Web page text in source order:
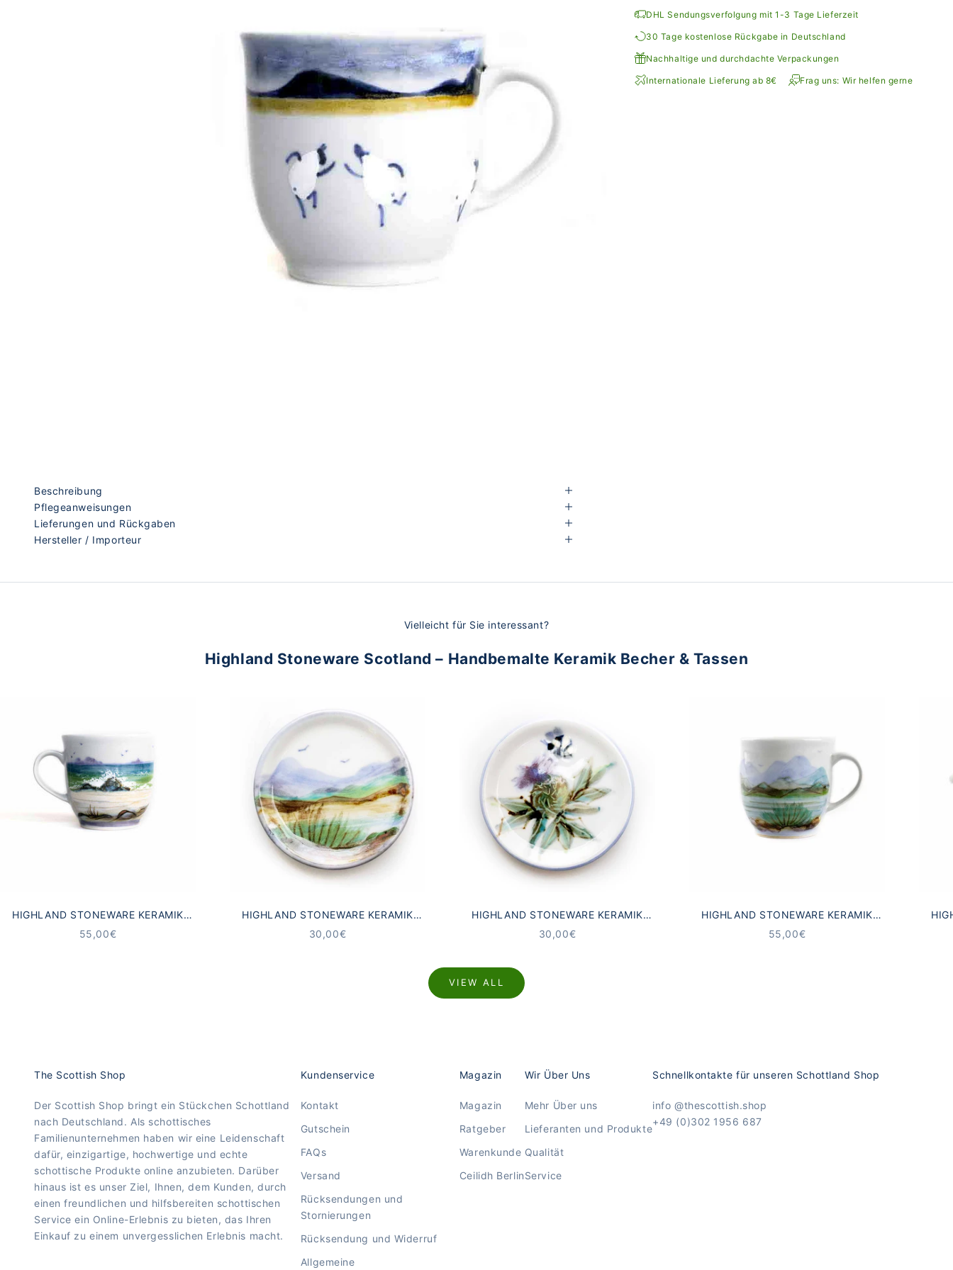
DHL Sendungsverfolgung mit 1-3 Tage Lieferzeit
30 Tage kostenlose Rückgabe in Deutschland
Nachhaltige und durchdachte Verpackungen
Internationale Lieferung ab 8€ Frag uns: Wir helfen gerne
Beschreibung
Pflegeanweisungen
Lieferungen und Rückgaben
Hersteller / Importeur
Vielleicht für Sie interessant?
Highland Stoneware Scotland – Handbemalte Keramik Becher & Tassen
HIGHLAND STONEWARE KERAMIK
BECHER SCHOTTISCHE
ANGEBOT
55,00€
HIGHLAND STONEWARE KERAMIK
UNTERSETZER SCHOTTISCHE
ANGEBOT
30,00€
HIGHLAND STONEWARE KERAMIK
UNTERSETZER SCHOTTISCHE DISTEL
ANGEBOT
30,00€
HIGHLAND STONEWARE KERAMIK
BECHER SCHOTTISCHE LANDSCHAFT
ANGEBOT
55,00€
VIEW ALL
The Scottish Shop
Der Scottish Shop bringt ein Stückchen Schottland
nach Deutschland. Als schottisches
Familienunternehmen haben wir eine Leidenschaft
dafür, einzigartige, hochwertige und echte
schottische Produkte online anzubieten. Darüber
hinaus ist es unser Ziel, Ihnen, dem Kunden, durch
einen freundlichen und hilfsbereiten schottischen
Service ein Online-Erlebnis zu bieten, das Ihren
Einkauf zu einem unvergesslichen Erlebnis macht.
Kundenservice
Kontakt
Gutschein
FAQs
Versand
Rücksendungen und
Stornierungen
Rücksendung und Widerruf
Allgemeine
Magazin
Magazin
Ratgeber
Warenkunde
Ceilidh Berlin
Wir Über Uns
Mehr Über uns
Lieferanten und Produkte
Qualität
Service
Schnellkontakte für unseren Schottland Shop
info @thescottish.shop
+49 (0)302 1956 687